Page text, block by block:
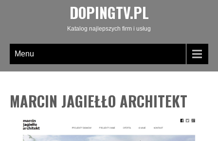
DOPINGTV.PL
Katalog najlepszych firm i usług
Menu
MARCIN JAGIEŁŁO ARCHITEKT